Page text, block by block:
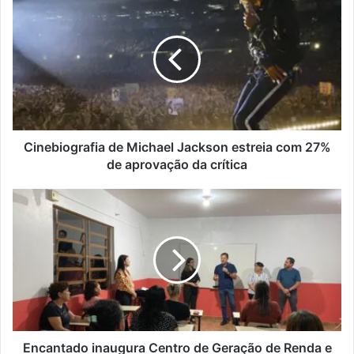
de
Jackson
estreia
com
27%
de
aprovação
Cinebiografia de Michael Jackson estreia com 27%
de aprovação da crítica
Encantado
inaugura
Renda
Cuidar
Encantado inaugura Centro de Geração de Renda e